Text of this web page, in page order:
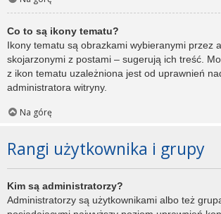
Co to są ikony tematu?
Ikony tematu są obrazkami wybieranymi przez
skojarzonymi z postami – sugerują ich treść.
z ikon tematu uzależniona jest od uprawnień
administratora witryny.
Na górę
Rangi użytkownika i grupy
Kim są administratorzy?
Administratorzy są użytkownikami albo też